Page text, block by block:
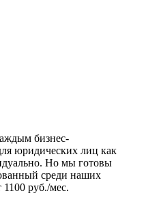
бизнес-
юридических лиц как
Но мы готовы
среди наших
руб./мес.